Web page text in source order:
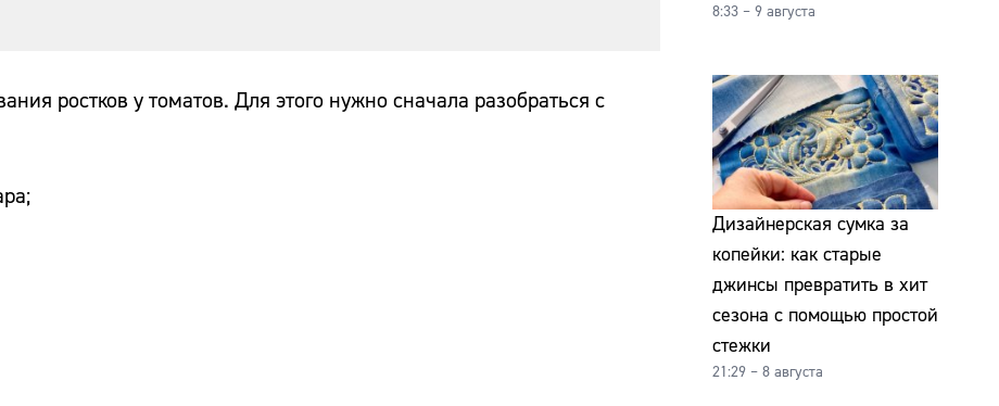
ростков у томатов. Для этого нужно сначала разобраться с
8:33 – 9 августа
Дизайнерская сумка за
копейки: как старые
джинсы превратить в хит
сезона с помощью простой
стежки
21:29 – 8 августа